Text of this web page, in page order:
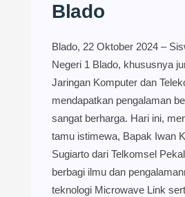
Blado
Blado, 22 Oktober 2024 –
Negeri 1 Blado, khususnya
Jaringan Komputer dan
mendapatkan pengalaman
sangat berharga. Hari ini,
tamu istimewa, Bapak Iwan
Sugiarto dari Telkomsel
berbagi ilmu dan
teknologi Microwave Link